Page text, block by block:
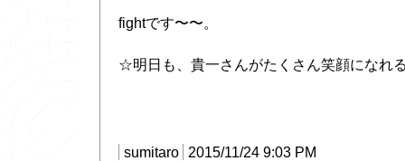
fightです〜〜。
☆明日も、貴一さんがたくさん笑顔になれ
sumitaro 2015/11/24 9:03 PM